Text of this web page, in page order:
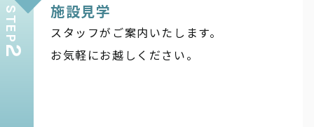
STEP
2
施設見学
スタッフがご案内いたします。
お気軽にお越しください。